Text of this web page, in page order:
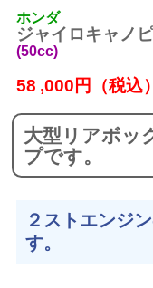
ホンダ
ジャイロキャノ
(50cc)
58 ,000円（税込）
大型リアボッ
プです。
２ストエンジ
す。